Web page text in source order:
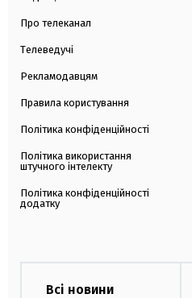
Про телеканал
Телеведучі
Рекламодавцям
Правила користування
Політика конфіденційності
Політика використання
штучного інтелекту
Політика конфіденційності
додатку
Всі новини